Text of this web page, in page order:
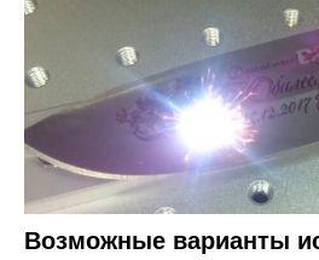
Возможные варианты